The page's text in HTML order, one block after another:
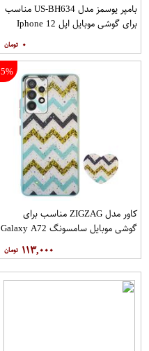
بامپر یوسمز مدل US-BH634 مناسب
برای گوشی موبایل اپل Iphone 12
۰
5%
کاور مدل ZIGZAG مناسب برای
گوشی موبایل سامسونگ Galaxy A72
۱۱۳,۰۰۰